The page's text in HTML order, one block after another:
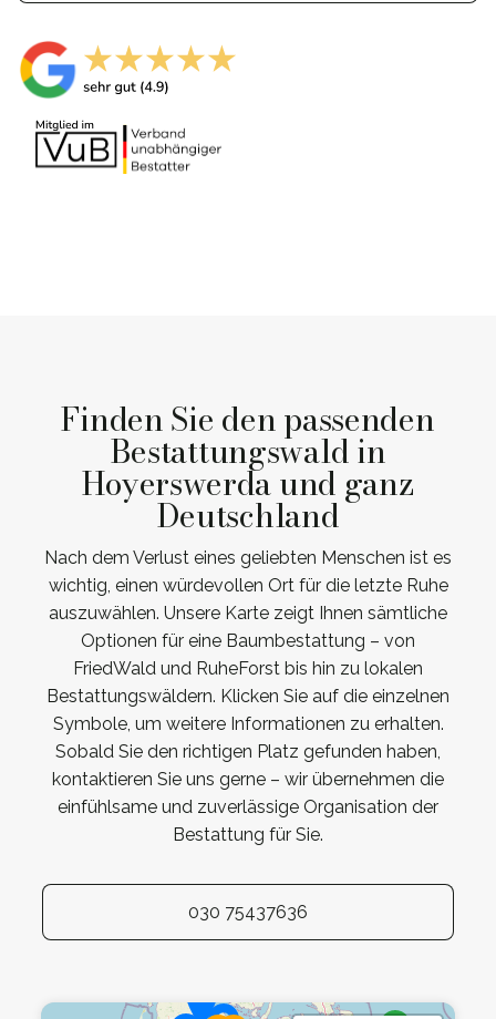
Finden Sie den passenden
Bestattungswald in
Hoyerswerda und ganz
Deutschland
Nach dem Verlust eines geliebten Menschen ist es
wichtig, einen würdevollen Ort für die letzte Ruhe
auszuwählen. Unsere Karte zeigt Ihnen sämtliche
Optionen für eine Baumbestattung – von
FriedWald und RuheForst bis hin zu lokalen
Bestattungswäldern. Klicken Sie auf die einzelnen
Symbole, um weitere Informationen zu erhalten.
Sobald Sie den richtigen Platz gefunden haben,
kontaktieren Sie uns gerne – wir übernehmen die
einfühlsame und zuverlässige Organisation der
Bestattung für Sie.
030 75437636